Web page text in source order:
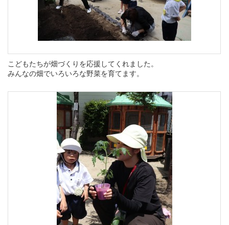
こどもたちが畑づくりを応援してくれました。
みんなの畑でいろいろな野菜を育てます。